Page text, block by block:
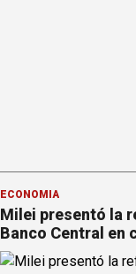
ECONOMÍA
Milei presentó la
Banco Central en